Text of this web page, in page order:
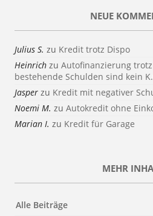
NEUE
Julius S. zu Kredit trotz Dispo
Heinrich zu Autofinanzierung
bestehende Schulden sind kein
Jasper zu Kredit mit negativer
Noemi M. zu Autokredit ohne
Marian I. zu Kredit für Garage
MEHR
Alle Beiträge